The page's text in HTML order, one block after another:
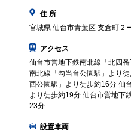
住 所
宮城県 仙台市青葉区 支倉町２
アクセス
仙台市営地下鉄南北線「北四
南北線「勾当台公園駅」より
西公園駅」より徒歩約16分 仙
より徒歩約19分 仙台市営地下
23分
設置車両